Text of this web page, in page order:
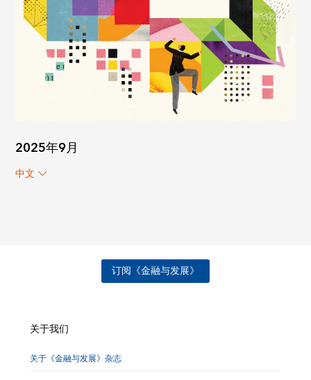
2025年9月
中文
订阅《金融与发展》
关于我们
关于《金融与发展》杂志